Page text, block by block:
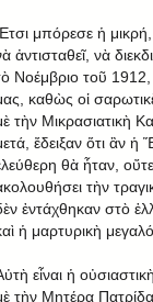
μπόρεσε ἡ
ἀντισταθεῖ, νὰ
Νοέμβριο τοῦ 1912,
καθὼς οἱ
τὴν Μικρασιατικὴ
ἔδειξαν ὅτι ἂν
θὰ ἦταν,
τὴν
ἐντάχθηκαν στὸ
ἡ μαρτυρικὴ
εἶναι ἡ
τὴν Μητέρα